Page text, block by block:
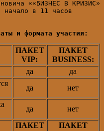
и формата участия:
ПАКЕТ
VIP:
ПАКЕТ
BUSINESS:
да
да
да
нет
да нет
ПАКЕТ
ПАКЕТ